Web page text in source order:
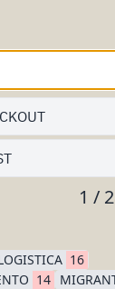
1 /
16
14